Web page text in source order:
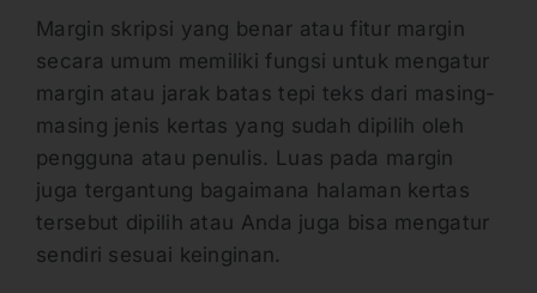
Margin skripsi yang benar atau fitur margin
secara umum memiliki fungsi untuk mengatur
margin atau jarak batas tepi teks dari masing-
masing jenis kertas yang sudah dipilih oleh
pengguna atau penulis. Luas pada margin
juga tergantung bagaimana halaman kertas
tersebut dipilih atau Anda juga bisa mengatur
sendiri sesuai keinginan.